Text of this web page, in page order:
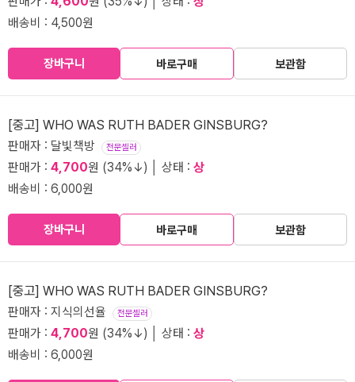
배송비 : 4,500원
장바구니 바로구매 보관함
[중고] WHO WAS RUTH BADER GINSBURG?
판매자 : 달빛책방 전문셀러
판매가 : 4,700원 (34%↓) │ 상태 : 상
배송비 : 6,000원
장바구니 바로구매 보관함
[중고] WHO WAS RUTH BADER GINSBURG?
판매자 : 지식의선율 전문셀러
판매가 : 4,700원 (34%↓) │ 상태 : 상
배송비 : 6,000원